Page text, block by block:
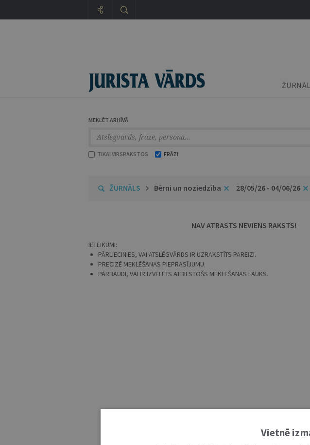
MEKLĒT ARHĪVĀ
TIKAI VIRSRAKSTOS FRĀZI
ŽURNĀLS Bērni un noziedzība 28/05/26 - 04/06/26
NAV ATRASTS NEVIENS RAKSTS!
IETEIKUMI:
PĀRLIECINIES, VAI ATSLĒGVĀRDS IR UZRAKSTĪTS PAREIZI.
PRECIZĒ MEKLĒŠANAS PIEPRASĪJUMU.
PĀRBAUDI, VAI IR IZVĒLĒTS ATBILSTOŠS MEKLĒŠANAS LAUKS.
Vietnē